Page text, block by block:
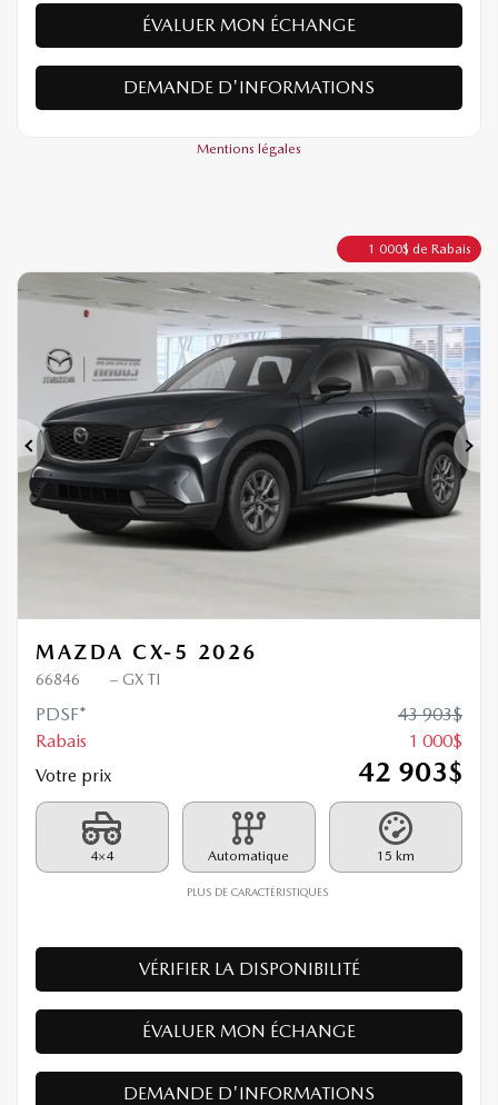
ÉVALUER MON ÉCHANGE
DEMANDE D'INFORMATIONS
Mentions légales
1 000$ de Rabais
Précédent
MAZDA CX-5 2026
66846 – GX TI
PDSF* 43 903$
Rabais
1 000$
Votre prix
42 903$
4×4 Automatique 15 km
PLUS DE CARACTÉRISTIQUES
VÉRIFIER LA DISPONIBILITÉ
ÉVALUER MON ÉCHANGE
DEMANDE D'INFORMATIONS